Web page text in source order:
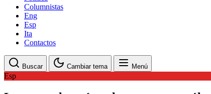
Columnistas
Eng
Esp
Ita
Contactos
Buscar Cambiar tema Menú
Esp